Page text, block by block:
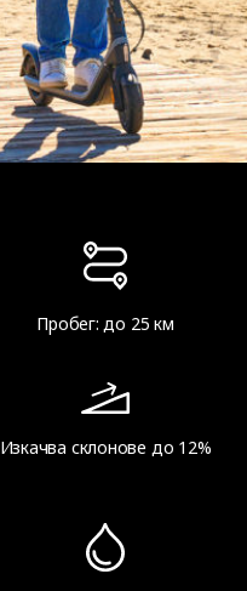
Пробег: до 25 км
Изкачва склонове до 12%